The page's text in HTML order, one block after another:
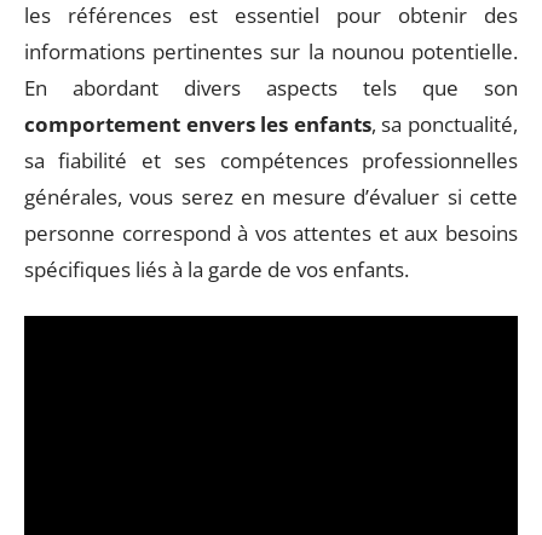
les références est essentiel pour obtenir des
informations pertinentes sur la nounou potentielle.
En abordant divers aspects tels que son
comportement envers les enfants, sa ponctualité,
sa fiabilité et ses compétences professionnelles
générales, vous serez en mesure d’évaluer si cette
personne correspond à vos attentes et aux besoins
spécifiques liés à la garde de vos enfants.